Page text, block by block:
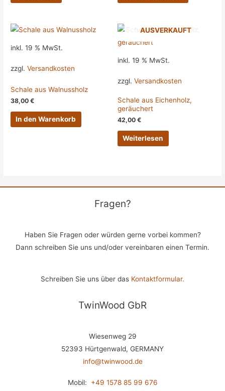
inkl. 19 % MwSt.
zzgl.Versandkosten
Schale aus Walnussholz
38,00€
In den Warenkorb
AUSVERKAUFT
inkl. 19 % MwSt.
zzgl. Versandkosten
Schale aus Eichenholz,
geräuchert
42,00 €
Weiterlesen
Fragen?
Haben Sie Fragen oder würden gerne vorbei kommen?
Dann schreiben Sie uns und/oder vereinbaren einen Termin.
Schreiben Sie uns über das Kontaktformular.
TwinWood GbR
Wiesenweg 29
52393 Hürtgenwald, GERMANY
info@twinwood.de
Mobil: +49 1578 85 99 676